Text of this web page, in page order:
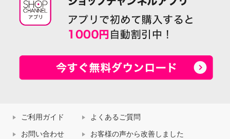
ご利用ガイド よくあるご質問
お問い合わせ お客様の声から改善しました